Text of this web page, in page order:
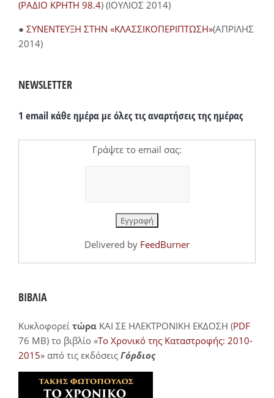
(ΡΑΔΙΟ ΚΡΗΤΗ 98.4) (ΙΟΥΛΙΟΣ 2014)
● ΣΥΝΕΝΤΕΥΞΗ ΣΤΗΝ «ΚΛΑΣΣΙΚΟΠΕΡΙΠΤΩΣΗ»(ΑΠΡΙΛΗΣ
2014)
NEWSLETTER
1 email κάθε ημέρα με όλες τις αναρτήσεις της ημέρας
Γράψτε το email σας:
Delivered by FeedBurner
ΒΙΒΛΙΑ
Κυκλοφορεί τώρα ΚΑΙ ΣΕ ΗΛΕΚΤΡΟΝΙΚΗ ΕΚΔΟΣΗ (PDF
76 MB) το βιβλίο «Το Χρονικό της Καταστροφής: 2010-
2015» από τις εκδόσεις Γόρδιος